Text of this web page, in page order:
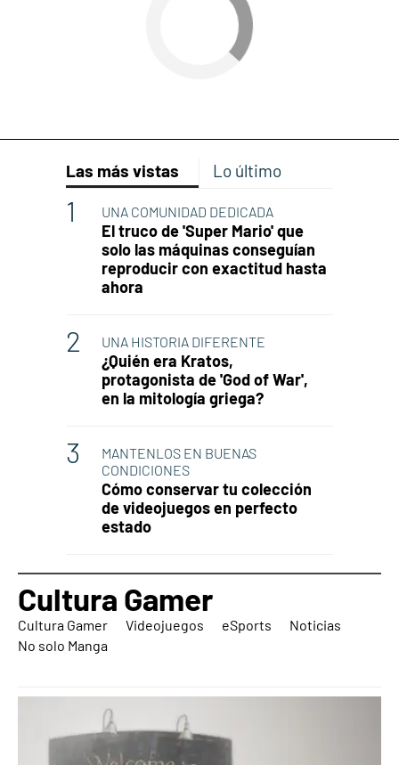
Las más vistas Lo último
UNA COMUNIDAD DEDICADA
El truco de 'Super Mario' que
solo las máquinas conseguían
reproducir con exactitud hasta
ahora
UNA HISTORIA DIFERENTE
¿Quién era Kratos,
protagonista de 'God of War',
en la mitología griega?
MANTENLOS EN BUENAS
CONDICIONES
Cómo conservar tu colección
de videojuegos en perfecto
estado
Cultura Gamer
Cultura Gamer Videojuegos eSports
Noticias
No solo Manga